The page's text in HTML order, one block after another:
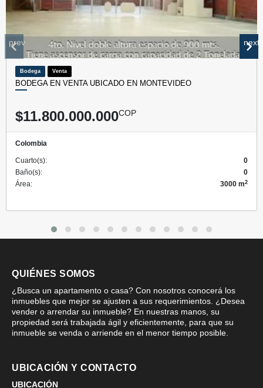
Bodega Venta
BODEGA EN VENTA UBICADO EN MONTEVIDEO
$11.800.000.000COP
Colombia
Cuarto(s):
0
Baño(s):
0
Área:
3000 m2
prev next
QUIÉNES SOMOS
¿Busca un apartamento o casa? Con nosotros conocerá los
inmuebles que mejor se ajusten a sus requerimientos. ¿Desea
vender o arrendar su inmueble? En nuestras manos, su
propiedad será trabajada ágil y eficientemente, para que su
inmueble se venda o arriende en el menor tiempo posible.
UBICACIÓN Y CONTACTO